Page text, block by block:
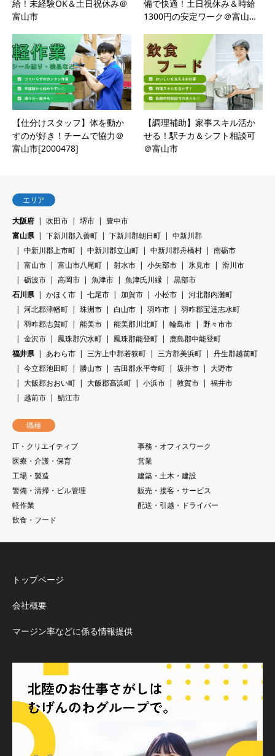
給！未経験OK＆土日祝休み＠
富山市
備で快適！土日祝休み＆時給
1300円の安定ワーク＠富山…
【仕分けスタッフ】体を動か
すのが好き！チームで協力＠
富山市[2000478]
【調理補助】家事スキル活か
せる！駅チカ＆シフト相談可
＠富山市
エリア
大阪府
吹田市 堺市
豊中市
富山県
下新川郡入善町 下新川郡朝日町
中新川郡
中新川郡上市町
中新川郡立山町 中新川郡舟橋村
南砺市
富山市
富山市八尾町 射水市 小矢部市 氷見市
滑川市
砺波市
高岡市 魚津市 魚津氏川縁
黒部市
石川県
かほく市 七尾市 加賀市 小松市
河北郡内灘町
河北郡津幡町
珠洲市 白山市 羽咋市
羽咋郡宝達志水町
羽咋郡志賀町
能美市 能美郡川北町 輪島市
野々市市
金沢市
鳳珠郡穴水町 鳳珠郡能登町
鹿島郡中能登町
福井県
あわら市 三方上中郡若狭町 三方郡美浜町
丹生郡越前町
今立郡池田町
勝山市 吉田郡永平寺町 坂井市
大野市
大飯郡おおい町
大飯郡高浜町 小浜市 敦賀市
福井市
越前市
鯖江市
職種
IT・クリエイティブ
事務・オフィスワーク
医療・介護・保育
営業
工場・製造
建築・土木・建設
警備・清掃・ビル管理
販売・接客・サービス
軽作業
配送・引越・ドライバー
飲食・フード
トップページ
会社概要
マージン率などに係る情報提供